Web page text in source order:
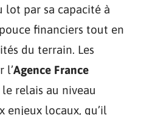
lot par sa capacité à
financiers tout en
du terrain. Les
l’Agence France
relais au niveau
enjeux locaux, qu’il